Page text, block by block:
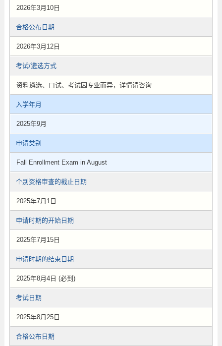
2026年3月10日
合格公布日期
2026年3月12日
考试/遴选方式
资料遴选、口试、考试因专业而异，详情请咨询
入学年月
2025年9月
申请类别
Fall Enrollment Exam in August
个别资格审查的截止日期
2025年7月1日
申请时期的开始日期
2025年7月15日
申请时期的结束日期
2025年8月4日 (必到)
考试日期
2025年8月25日
合格公布日期